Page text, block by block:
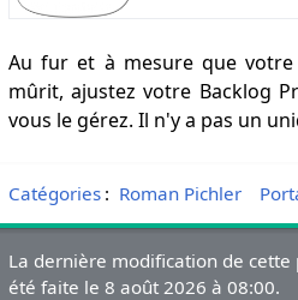
Au fur et à mesure que
mûrit, ajustez votre Backlog
vous le gérez. Il n'y a pas un
Catégories: Roman Pichler
La dernière modification de cette
été faite le 8 août 2026 à 08:00.